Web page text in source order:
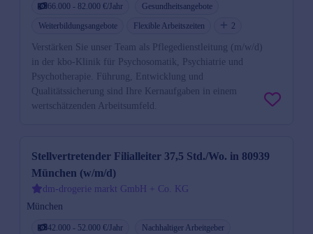
66.000 - 82.000 €/Jahr
Gesundheitsangebote
Weiterbildungsangebote
Flexible Arbeitszeiten 2
Verstärken Sie unser Team als Pflegedienstleitung (m/w/d)
in der kbo-Klinik für Psychosomatik, Psychiatrie und
Psychotherapie. Führung, Entwicklung und
Qualitätssicherung sind Ihre Kernaufgaben in einem
wertschätzenden Arbeitsumfeld.
Stellvertretender Filialleiter 37,5 Std./Wo. in 80939
München (w/m/d)
dm-drogerie markt GmbH + Co. KG
München
42.000 - 52.000 €/Jahr
Nachhaltiger Arbeitgeber